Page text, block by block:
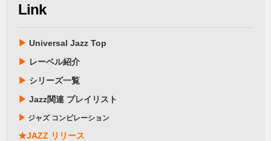
Link
▶ Universal Jazz Top
▶ レーベル紹介
▶ シリーズ一覧
▶ Jazz関連 プレイリスト
▶ ジャズ コンピレーション
★JAZZ リリース